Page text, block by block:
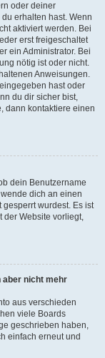
oder deiner
erhalten hast. Wenn
aktiviert werden. Bei
erst freigeschaltet
ein Administrator. Bei
nötig ist oder nicht.
Anweisungen.
hast oder
du dir sicher bist,
dann kontaktiere einen
dein Benutzername
dich an einen
wurdest. Es ist
der Website vorliegt,
aber nicht mehr
aus verschieden
viele Boards
geschrieben haben,
einfach erneut und